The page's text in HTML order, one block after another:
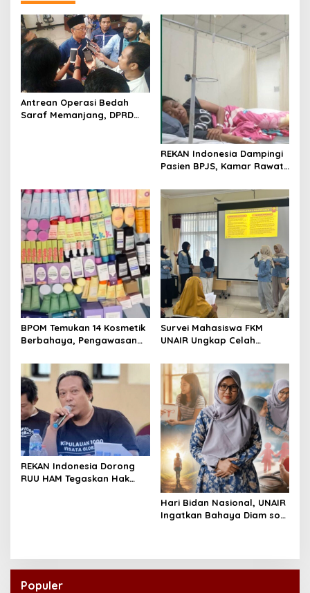
Antrean Operasi Bedah
Saraf Memanjang, DPRD
REKAN Indonesia Dampingi
Pasien BPJS, Kamar Rawat
BPOM Temukan 14 Kosmetik
Berbahaya, Pengawasan
Diperketat
Survei Mahasiswa FKM
UNAIR Ungkap Celah
Permukiman Surabaya
REKAN Indonesia Dorong
RUU HAM Tegaskan Hak
Hari Bidan Nasional, UNAIR
Ingatkan Bahaya Diam soal
Populer